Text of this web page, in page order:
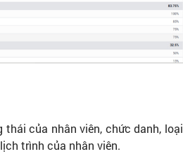
của nhân viên, chức danh, loại
trình của nhân viên.